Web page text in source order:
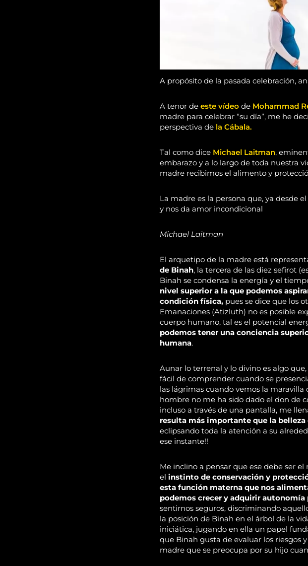
A propósito de la pasada celebración,
A tenor de este vídeo de Mohammad
madre para celebrar “su día”, me he
perspectiva de la Cábala.
Tal como dice Michael Laitman,
embarazo y a lo largo de toda nuestra
madre recibimos el alimento y
La madre es la persona que, ya desde
y nos da amor incondicional
Michael Laitman
El arquetipo de la madre está
de Binah, la tercera de las diez sefirot
Binah se condensa la energía y el
nivel superior a la que podemos
condición física, pues se dice que los
Emanaciones (Atizluth) no es posible
cuerpo humano, tal es el potencial
podemos tener una conciencia
humana.
Aunar lo terrenal y lo divino es algo
fácil de comprender cuando se
las lágrimas cuando vemos la maravilla
hombre no me ha sido dado el don de
incluso a través de una pantalla, me
resulta más importante que la
eclipsando toda la atención a su
ese instante!!
Me inclino a pensar que ese debe ser
el instinto de conservación y
esta función materna que nos
podemos crecer y adquirir
sentirnos seguros, discriminando
la posición de Binah en el árbol de la
iniciática, jugando en ella un papel
que Binah gusta de evaluar los riesgos
madre que se preocupa por su hijo